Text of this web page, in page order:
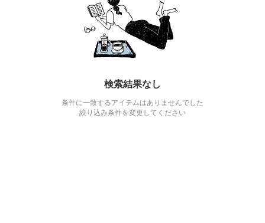
検索結果なし
条件に一致するアイテムはありませんでした
絞り込み条件を変更してください